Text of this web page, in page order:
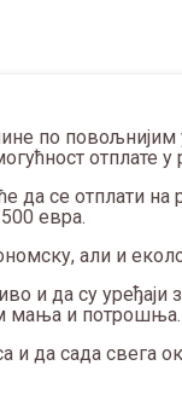
по повољнијим
отплате у
се отплати на
евра.
али и
и да су
мања и потрошња.
и да сада свега